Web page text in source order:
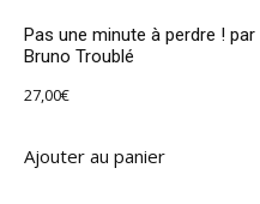
Pas une minute à perdre ! par
Bruno Troublé
27,00€
Ajouter au panier